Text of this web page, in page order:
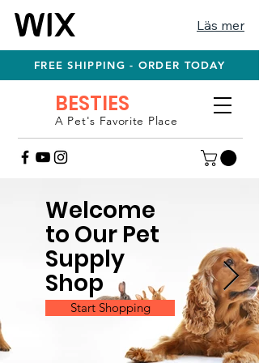
Läs mer